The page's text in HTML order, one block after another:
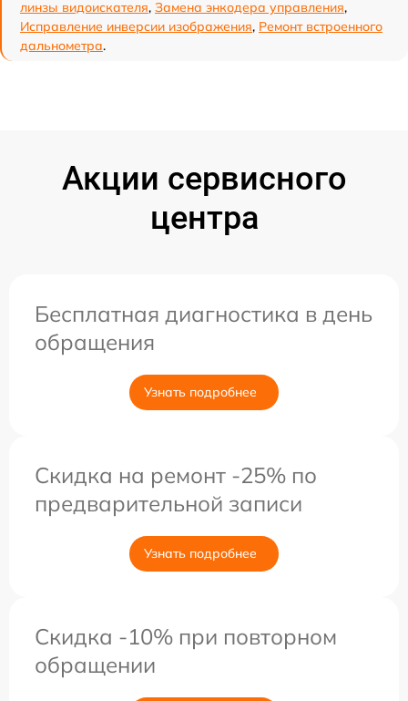
линзы видоискателя, Замена энкодера управления,
Исправление инверсии изображения, Ремонт встроенного
дальнометра.
Акции сервисного
центра
Бесплатная диагностика в день
обращения
Узнать подробнее
Скидка на ремонт -25% по
предварительной записи
Узнать подробнее
Скидка -10% при повторном
обращении